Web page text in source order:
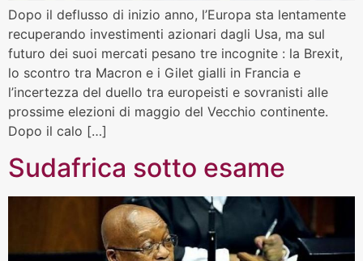
Dopo il deflusso di inizio anno, l’Europa sta lentamente
recuperando investimenti azionari dagli Usa, ma sul
futuro dei suoi mercati pesano tre incognite : la Brexit,
lo scontro tra Macron e i Gilet gialli in Francia e
l’incertezza del duello tra europeisti e sovranisti alle
prossime elezioni di maggio del Vecchio continente.
Dopo il calo […]
Sudafrica sotto esame